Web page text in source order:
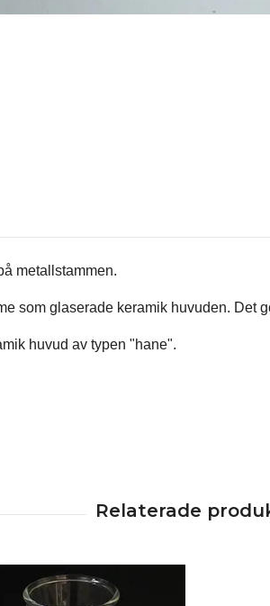
metallstammen.
som glaserade keramik huvuden. Det
huvud av typen "hane".